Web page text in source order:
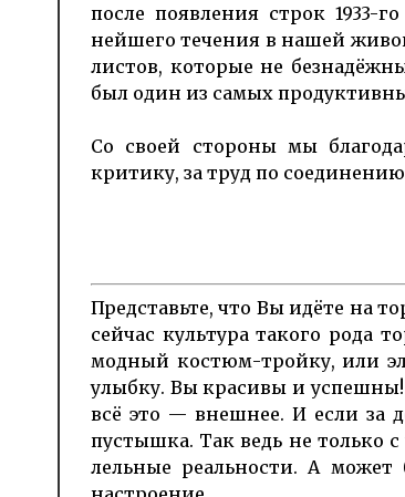
после появле­ния строк 1933-го
нейшего течения в нашей
листов, ко­торые не
был один из самых
Со своей стороны мы
критику, за труд по
Представьте, что Вы идёте на
сейчас куль­тура такого рода
модный костюм-тройку, или
улыбку. Вы кра­сивы и успешны!
всё это — внешнее. И если за
пустышка. Так ведь не только
лельные реальности. А